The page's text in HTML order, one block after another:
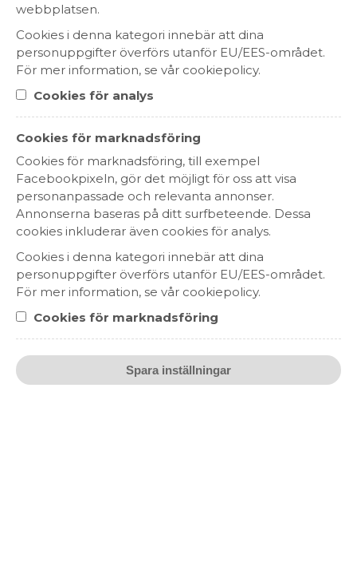
Petite Belle Sparkling Brut
99 kr
MOUSSERANDE
HEM
SORTIMENT
webbplatsen.
Cookies i denna kategori innebär att dina
personuppgifter överförs utanför EU/EES-området.
För mer information, se vår cookiepolicy.
Cookies för analys
Cookies för marknadsföring
Cookies för marknadsföring, till exempel
Facebookpixeln, gör det möjligt för oss att visa
personanpassade och relevanta annonser.
Annonserna baseras på ditt surfbeteende. Dessa
cookies inkluderar även cookies för analys.
Cookies i denna kategori innebär att dina
personuppgifter överförs utanför EU/EES-området.
För mer information, se vår cookiepolicy.
Cookies för marknadsföring
Spara inställningar